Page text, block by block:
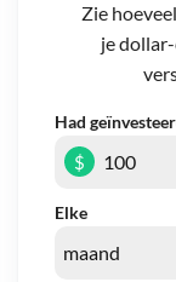
Zie
je
Had
Elke
$